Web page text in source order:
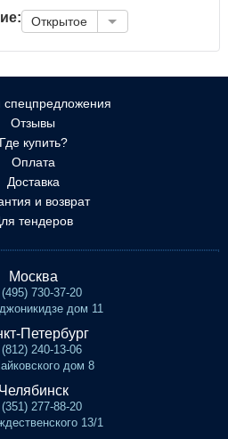
Открытое
спецпредложения
Отзывы
Где купить?
Оплата
Доставка
и возврат
тендеров
Москва
730-37-20
дом 11
Петербург
240-13-06
дом 8
Челябинск
277-88-20
13/1